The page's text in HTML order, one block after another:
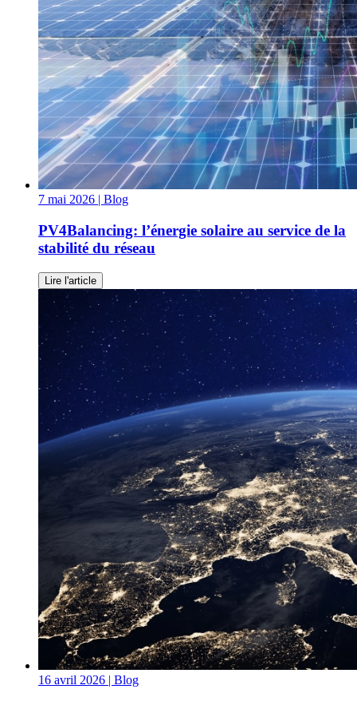
7 mai 2026 | Blog
PV4Balancing: l’énergie solaire au service de la
stabilité du réseau
Lire l'article
16 avril 2026 | Blog